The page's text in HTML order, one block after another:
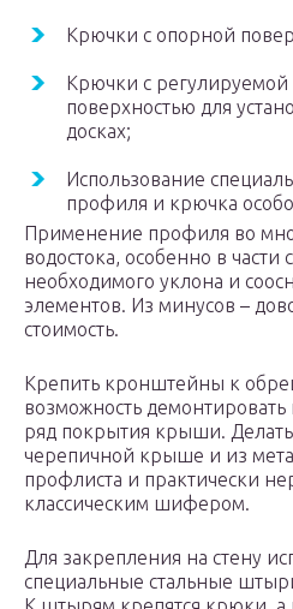
Крючки с опорной
Крючки с
поверхностью для
досках;
Использование
профиля и крючка
Применение профиля во
водостока, особенно в части
необходимого уклона и
элементов. Из минусов –
стоимость.
Крепить кронштейны к
возможность
ряд покрытия крыши. Делать
черепичной крыше и из
профлиста и практически
классическим шифером.
Для закрепления на стену
специальные стальные